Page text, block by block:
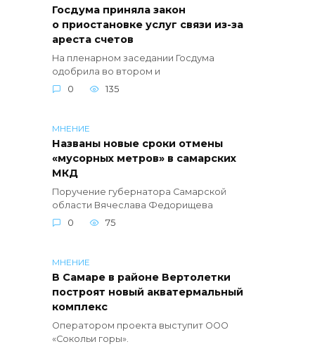
Госдума приняла закон
о приостановке услуг связи из-за
ареста счетов
На пленарном заседании Госдума
одобрила во втором и
0
135
МНЕНИЕ
Названы новые сроки отмены
«мусорных метров» в самарских
МКД
Поручение губернатора Самарской
области Вячеслава Федорищева
0
75
МНЕНИЕ
В Самаре в районе Вертолетки
построят новый акватермальный
комплекс
Оператором проекта выступит ООО
«Сокольи горы».